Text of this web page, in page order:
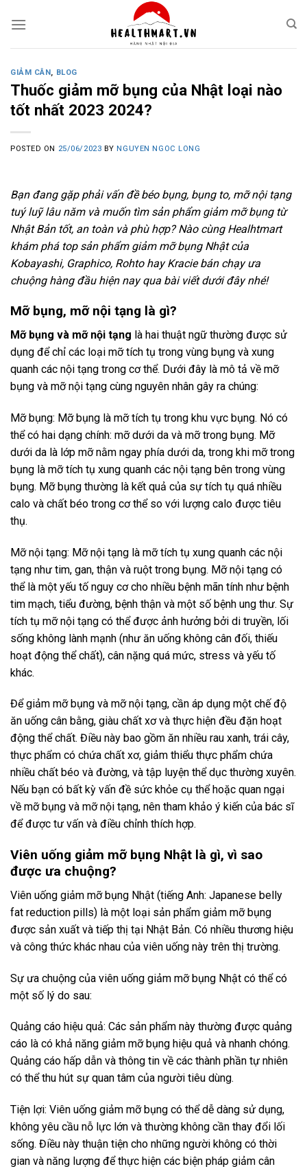
GIẢM CÂN, BLOG
Thuốc giảm mỡ bụng của Nhật loại nào
tốt nhất 2023 2024?
POSTED ON 25/06/2023 BY NGUYEN NGOC LONG
Bạn đang gặp phải vấn đề béo bụng, bụng to, mỡ nội tạng
tuý luỹ lâu năm và muốn tìm sản phẩm giảm mỡ bụng từ
Nhật Bản tốt, an toàn và phù hợp? Nào cùng Healhtmart
khám phá top sản phẩm giảm mỡ bụng Nhật của
Kobayashi, Graphico, Rohto hay Kracie bán chạy ưa
chuộng hàng đầu hiện nay qua bài viết dưới đây nhé!
Mỡ bụng, mỡ nội tạng là gì?
Mỡ bụng và mỡ nội tạng là hai thuật ngữ thường được sử
dụng để chỉ các loại mỡ tích tụ trong vùng bụng và xung
quanh các nội tạng trong cơ thể. Dưới đây là mô tả về mỡ
bụng và mỡ nội tạng cùng nguyên nhân gây ra chúng:
Mỡ bụng: Mỡ bụng là mỡ tích tụ trong khu vực bụng. Nó có
thể có hai dạng chính: mỡ dưới da và mỡ trong bụng. Mỡ
dưới da là lớp mỡ nằm ngay phía dưới da, trong khi mỡ trong
bụng là mỡ tích tụ xung quanh các nội tạng bên trong vùng
bụng. Mỡ bụng thường là kết quả của sự tích tụ quá nhiều
calo và chất béo trong cơ thể so với lượng calo được tiêu
thụ.
Mỡ nội tạng: Mỡ nội tạng là mỡ tích tụ xung quanh các nội
tạng như tim, gan, thận và ruột trong bụng. Mỡ nội tạng có
thể là một yếu tố nguy cơ cho nhiều bệnh mãn tính như bệnh
tim mạch, tiểu đường, bệnh thận và một số bệnh ung thư. Sự
tích tụ mỡ nội tạng có thể được ảnh hưởng bởi di truyền, lối
sống không lành mạnh (như ăn uống không cân đối, thiếu
hoạt động thể chất), cân nặng quá mức, stress và yếu tố
khác.
Để giảm mỡ bụng và mỡ nội tạng, cần áp dụng một chế độ
ăn uống cân bằng, giàu chất xơ và thực hiện đều đặn hoạt
động thể chất. Điều này bao gồm ăn nhiều rau xanh, trái cây,
thực phẩm có chứa chất xơ, giảm thiểu thực phẩm chứa
nhiều chất béo và đường, và tập luyện thể dục thường xuyên.
Nếu bạn có bất kỳ vấn đề sức khỏe cụ thể hoặc quan ngại
về mỡ bụng và mỡ nội tạng, nên tham khảo ý kiến của bác sĩ
để được tư vấn và điều chỉnh thích hợp.
Viên uống giảm mỡ bụng Nhật là gì, vì sao
được ưa chuộng?
Viên uống giảm mỡ bụng Nhật (tiếng Anh: Japanese belly
fat reduction pills) là một loại sản phẩm giảm mỡ bụng
được sản xuất và tiếp thị tại Nhật Bản. Có nhiều thương hiệu
và công thức khác nhau của viên uống này trên thị trường.
Sự ưa chuộng của viên uống giảm mỡ bụng Nhật có thể có
một số lý do sau:
Quảng cáo hiệu quả: Các sản phẩm này thường được quảng
cáo là có khả năng giảm mỡ bụng hiệu quả và nhanh chóng.
Quảng cáo hấp dẫn và thông tin về các thành phần tự nhiên
có thể thu hút sự quan tâm của người tiêu dùng.
Tiện lợi: Viên uống giảm mỡ bụng có thể dễ dàng sử dụng,
không yêu cầu nỗ lực lớn và thường không cần thay đổi lối
sống. Điều này thuận tiện cho những người không có thời
gian và năng lượng để thực hiện các biện pháp giảm cân